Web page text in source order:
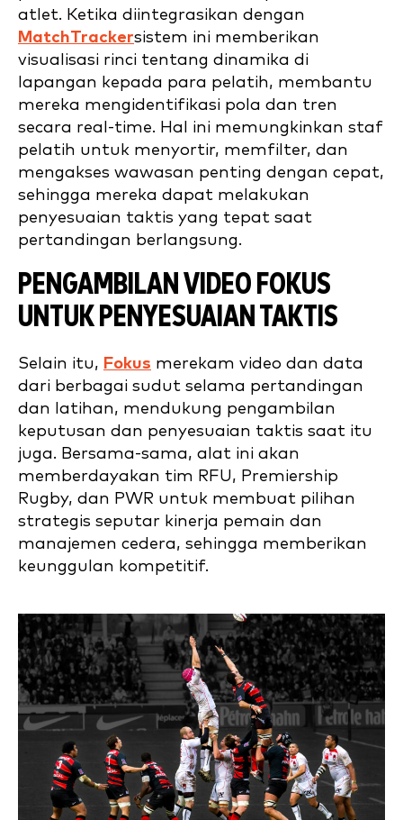
atlet. Ketika diintegrasikan dengan
MatchTrackersistem ini memberikan
visualisasi rinci tentang dinamika di
lapangan kepada para pelatih, membantu
mereka mengidentifikasi pola dan tren
secara real-time. Hal ini memungkinkan staf
pelatih untuk menyortir, memfilter, dan
mengakses wawasan penting dengan cepat,
sehingga mereka dapat melakukan
penyesuaian taktis yang tepat saat
pertandingan berlangsung.
PENGAMBILAN VIDEO FOKUS
UNTUK PENYESUAIAN TAKTIS
Selain itu, Fokus merekam video dan data
dari berbagai sudut selama pertandingan
dan latihan, mendukung pengambilan
keputusan dan penyesuaian taktis saat itu
juga. Bersama-sama, alat ini akan
memberdayakan tim RFU, Premiership
Rugby, dan PWR untuk membuat pilihan
strategis seputar kinerja pemain dan
manajemen cedera, sehingga memberikan
keunggulan kompetitif.